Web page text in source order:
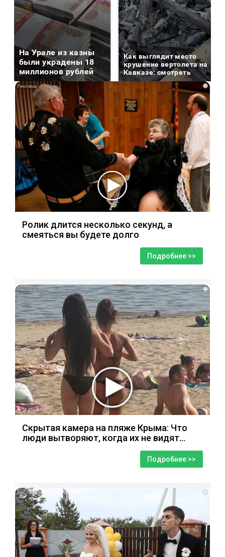
На Урале из казны
были украдены 18
миллионов рублей
Как выглядит место
крушение вертолета на
Кавказе: смотреть
i
Ролик длится несколько секунд, а
смеяться вы будете долго
Подробнее >>
i
Скрытая камера на пляже Крыма: Что
люди вытворяют, когда их не видят...
Подробнее >>
i